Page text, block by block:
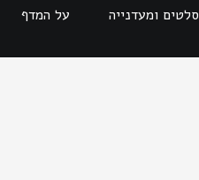
סלטים ומעדנייה על המדף